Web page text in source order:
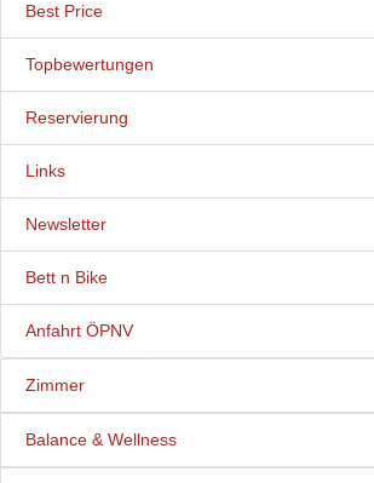
Best Price
Topbewertungen
Reservierung
Links
Newsletter
Bett n Bike
Anfahrt ÖPNV
Zimmer
Balance & Wellness